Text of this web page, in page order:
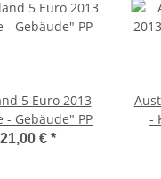
5 Euro 2013
- Gebäude" PP
21,00 € *
-